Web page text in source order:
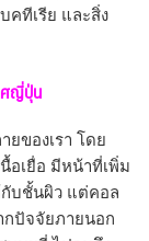
คทีเรีย และสิ่ง
ศญี่ปุ่น
ของเรา โดย
อเยื่อ มีหน้าที่เพิ่ม
บชั้นผิว แต่คอล
กปัจจัยภายนอก